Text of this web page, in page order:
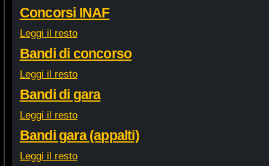
Concorsi INAF
Leggi il resto
Bandi di concorso
Leggi il resto
Bandi di gara
Leggi il resto
Bandi gara (appalti)
Leggi il resto